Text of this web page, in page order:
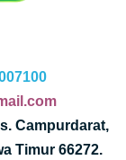
Campurdarat,
Timur 66272.